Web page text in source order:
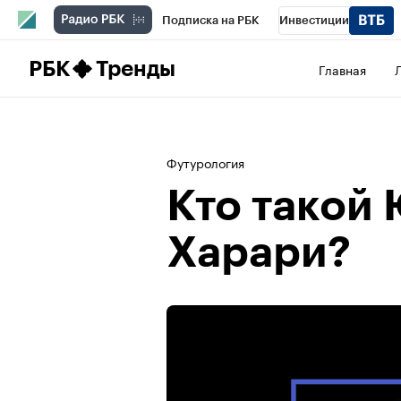
Подписка на РБК Инвестиции
РБК Тренды Главная
Футурология
Кто
Харари?